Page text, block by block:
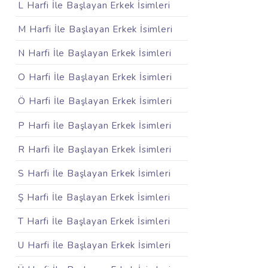
L Harfi İle Başlayan Erkek İsimleri
M Harfi İle Başlayan Erkek İsimleri
N Harfi İle Başlayan Erkek İsimleri
O Harfi İle Başlayan Erkek İsimleri
Ö Harfi İle Başlayan Erkek İsimleri
P Harfi İle Başlayan Erkek İsimleri
R Harfi İle Başlayan Erkek İsimleri
S Harfi İle Başlayan Erkek İsimleri
Ş Harfi İle Başlayan Erkek İsimleri
T Harfi İle Başlayan Erkek İsimleri
U Harfi İle Başlayan Erkek İsimleri